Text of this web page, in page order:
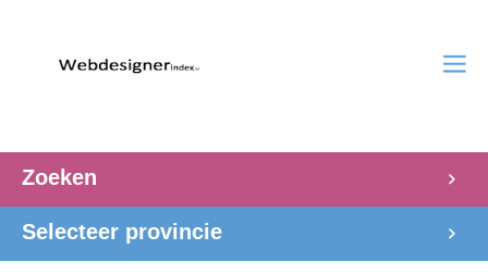
Zoeken
Selecteer provincie